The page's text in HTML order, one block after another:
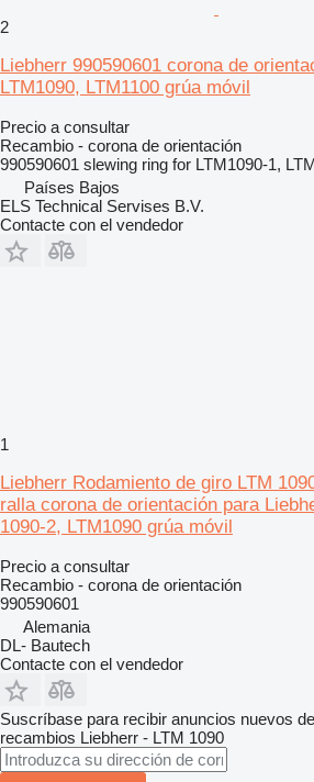
2
Liebherr 990590601 corona de
LTM1090, LTM1100 grúa móvil
Precio a consultar
Recambio - corona de orientación
990590601 slewing ring for LTM1090-1,
Países Bajos
ELS Technical Servises B.V.
Contacte con el vendedor
1
Liebherr Rodamiento de giro LTM
ralla corona de orientación para
1090-2, LTM1090 grúa móvil
Precio a consultar
Recambio - corona de orientación
990590601
Alemania
DL- Bautech
Contacte con el vendedor
Suscríbase para recibir anuncios nuevos
recambios Liebherr - LTM 1090